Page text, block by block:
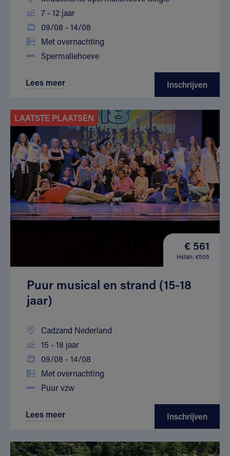
7 - 12 jaar
09/08 - 14/08
Met overnachting
Spermaliehoeve
Lees meer Inschrijven
LAATSTE PLAATSEN
€ 561
Helan: €505
Puur musical en strand (15-18
jaar)
Cadzand Nederland
15 - 18 jaar
09/08 - 14/08
Met overnachting
Puur vzw
Lees meer Inschrijven